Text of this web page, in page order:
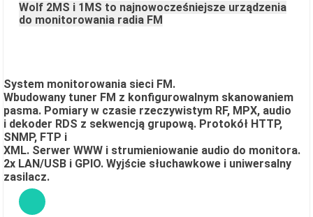
Wolf 2MS i 1MS to najnowocześniejsze urządzenia
do monitorowania radia FM
System monitorowania sieci FM.
Wbudowany tuner FM z konfigurowalnym skanowaniem
pasma. Pomiary w czasie rzeczywistym RF, MPX, audio
i dekoder RDS z sekwencją grupową. Protokół HTTP,
SNMP, FTP i
XML. Serwer WWW i strumieniowanie audio do monitora.
2x LAN/USB i GPIO. Wyjście słuchawkowe i uniwersalny
zasilacz.